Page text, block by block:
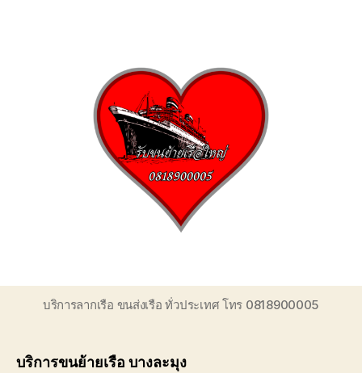
ทะเล
โทร
0818900005
บริษัท
ของ
เรา
เชี่ยวชาญ
งาน
ขน
ตอบ
สะดวก
บริการลากเรือ ขนส่งเรือ ทั่วประเทศ โทร 0818900005
บริการขนย้ายเรือ บางละมุง